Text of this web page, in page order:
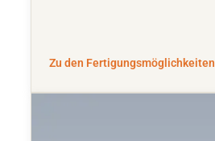
Zu den Fertigungsmöglichkeiten